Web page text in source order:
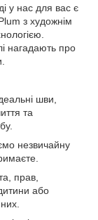
у нас для вас є
з художнім
нагадають про
шви,
та
незвичайну
прав,
або